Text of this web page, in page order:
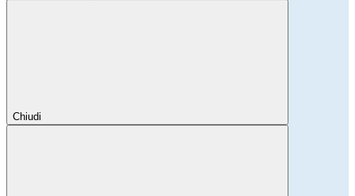
Chiudi